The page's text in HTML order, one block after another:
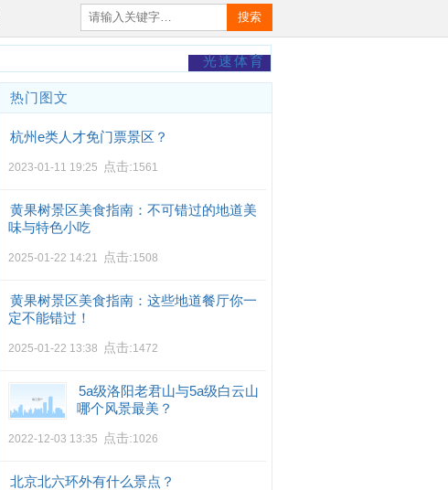
搜索
光速体育
热门图文
杭州e类人才免门票景区？
2023-01-11 19:25 点击:1561
黄果树景区美食指南：不可错过的地道美
味与特色小吃
2025-01-22 14:21 点击:1508
黄果树景区美食指南：这些地道餐厅你一
定不能错过！
2025-01-22 13:38 点击:1472
5a级洛阳老君山与5a级白云山
哪个风景最美？
2022-12-03 13:35 点击:1026
北京北六环外有什么景点？